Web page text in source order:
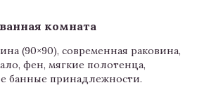
комната
(90×90), современная раковина,
фен, мягкие полотенца,
банные принадлежности.